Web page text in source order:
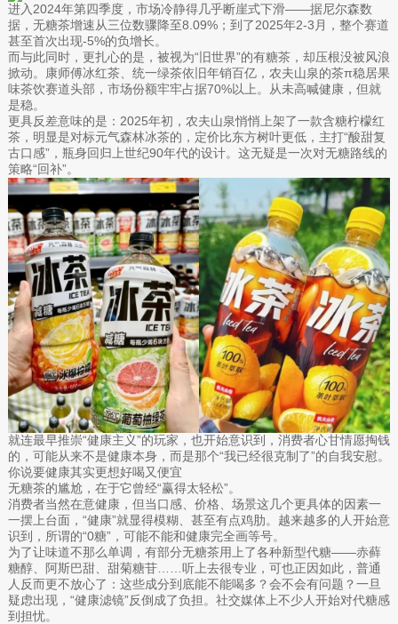
进入2024年第四季度，市场冷静得几乎断崖式下滑——据尼尔森数
据，无糖茶增速从三位数骤降至8.09%；到了2025年2-3月，整个赛道
甚至首次出现-5%的负增长。
而与此同时，更扎心的是，被视为“旧世界”的有糖茶，却压根没被风浪
掀动。康师傅冰红茶、统一绿茶依旧年销百亿，农夫山泉的茶π稳居果
味茶饮赛道头部，市场份额牢牢占据70%以上。从未高喊健康，但就
是稳。
更具反差意味的是：2025年初，农夫山泉悄悄上架了一款含糖柠檬红
茶，明显是对标元气森林冰茶的，定价比东方树叶更低，主打“酸甜复
古口感”，瓶身回归上世纪90年代的设计。这无疑是一次对无糖路线的
策略“回补”。
就连最早推崇“健康主义”的玩家，也开始意识到，消费者心甘情愿掏钱
的，可能从来不是健康本身，而是那个“我已经很克制了”的自我安慰。
你说要健康其实更想好喝又便宜
无糖茶的尴尬，在于它曾经“赢得太轻松”。
消费者当然在意健康，但当口感、价格、场景这几个更具体的因素一
一摆上台面，“健康”就显得模糊、甚至有点鸡肋。越来越多的人开始意
识到，所谓的“0糖”，可能不能和健康完全画等号。
为了让味道不那么单调，有部分无糖茶用上了各种新型代糖——赤藓
糖醇、阿斯巴甜、甜菊糖苷……听上去很专业，可也正因如此，普通
人反而更不放心了：这些成分到底能不能喝多？会不会有问题？一旦
疑虑出现，“健康滤镜”反倒成了负担。社交媒体上不少人开始对代糖感
到担忧。